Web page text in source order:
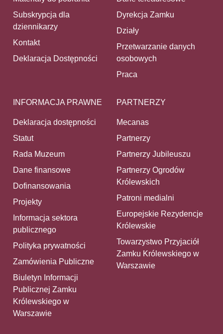
Subskrypcja dla
dziennikarzy
Kontakt
Deklaracja Dostępności
Dyrekcja Zamku
Działy
Przetwarzanie danych
osobowych
Praca
INFORMACJA PRAWNE
Deklaracja dostępności
Statut
Rada Muzeum
Dane finansowe
Dofinansowania
Projekty
Informacja sektora
publicznego
Polityka prywatności
Zamówienia Publiczne
Biuletyn Informacji
Publicznej Zamku
Królewskiego w
Warszawie
PARTNERZY
Mecanas
Partnerzy
Partnerzy Jubileuszu
Partnerzy Ogrodów
Królewskich
Patroni medialni
Europejskie Rezydencje
Królewskie
Towarzystwo Przyjaciół
Zamku Królewskiego w
Warszawie